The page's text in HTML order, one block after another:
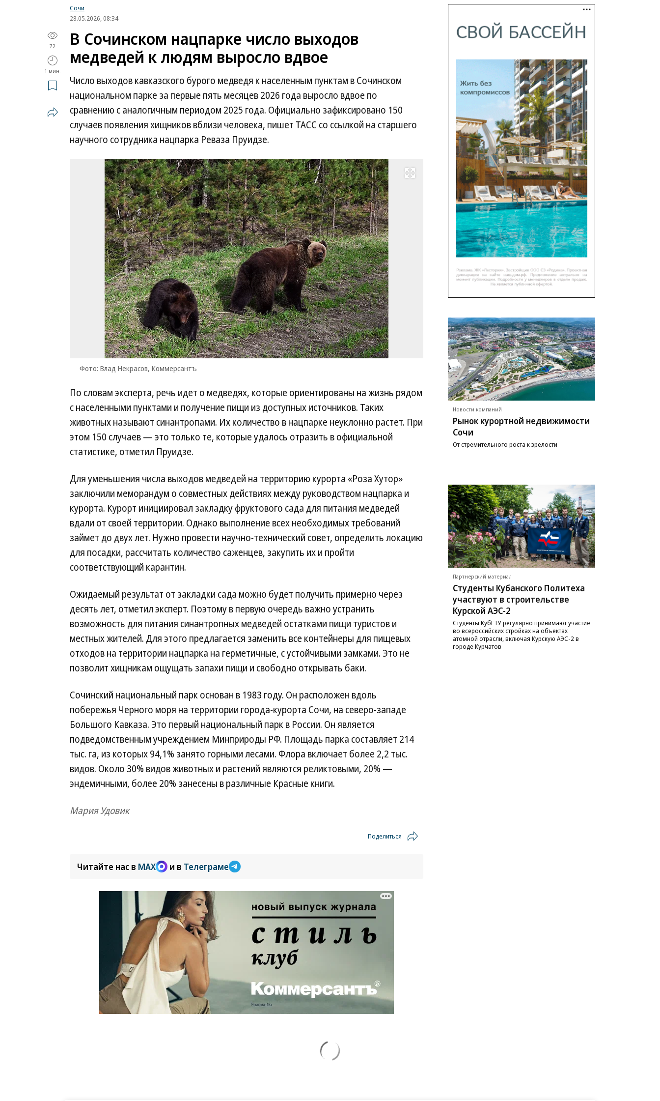
Сочи
28.05.2026, 08:34
72
1 мин.
В Сочинском нацпарке число выходов
медведей к людям выросло вдвое
Число выходов кавказского бурого медведя к населенным пунктам в Сочинском
национальном парке за первые пять месяцев 2026 года выросло вдвое по
сравнению с аналогичным периодом 2025 года. Официально зафиксировано 150
случаев появления хищников вблизи человека, пишет ТАСС со ссылкой на старшего
научного сотрудника нацпарка Реваза Пруидзе.
Развернуть на весь экран
Фото: Влад Некрасов, Коммерсантъ
Некрасов,
Коммерсантъ
По словам эксперта, речь идет о медведях, которые ориентированы на жизнь рядом
с населенными пунктами и получение пищи из доступных источников. Таких
животных называют синантропами. Их количество в нацпарке неуклонно растет. При
этом 150 случаев — это только те, которые удалось отразить в официальной
статистике, отметил Пруидзе.
Для уменьшения числа выходов медведей на территорию курорта «Роза Хутор»
заключили меморандум о совместных действиях между руководством нацпарка и
курорта. Курорт инициировал закладку фруктового сада для питания медведей
вдали от своей территории. Однако выполнение всех необходимых требований
займет до двух лет. Нужно провести научно-технический совет, определить локацию
для посадки, рассчитать количество саженцев, закупить их и пройти
соответствующий карантин.
Ожидаемый результат от закладки сада можно будет получить примерно через
десять лет, отметил эксперт. Поэтому в первую очередь важно устранить
возможность для питания синантропных медведей остатками пищи туристов и
местных жителей. Для этого предлагается заменить все контейнеры для пищевых
отходов на территории нацпарка на герметичные, с устойчивыми замками. Это не
позволит хищникам ощущать запахи пищи и свободно открывать баки.
Сочинский национальный парк основан в 1983 году. Он расположен вдоль
побережья Черного моря на территории города-курорта Сочи, на северо-западе
Большого Кавказа. Это первый национальный парк в России. Он является
подведомственным учреждением Минприроды РФ. Площадь парка составляет 214
тыс. га, из которых 94,1% занято горными лесами. Флора включает более 2,2 тыс.
видов. Около 30% видов животных и растений являются реликтовыми, 20% —
эндемичными, более 20% занесены в различные Красные книги.
Мария Удовик
Поделиться
Читайте нас в MAX и в Телеграме
Новости компаний
Рынок курортной недвижимости
Сочи
От стремительного роста к зрелости
Партнерский материал
Студенты Кубанского Политеха
участвуют в строительстве
Курской АЭС-2
Студенты КубГТУ регулярно принимают участие
во всероссийских стройках на объектах
атомной отрасли, включая Курскую АЭС-2 в
городе Курчатов